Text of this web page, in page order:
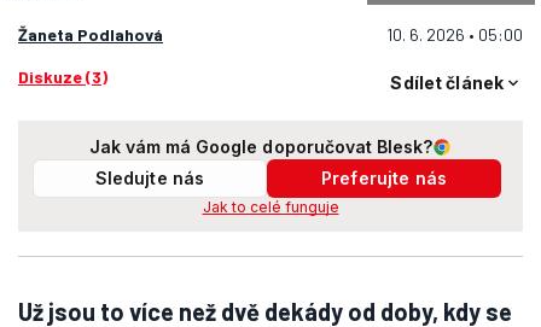
Žaneta Podlahová 10. 6. 2026 • 05:00
Diskuze (3) Sdílet článek
Jak vám má Google doporučovat Blesk?
Sledujte nás
Preferujte nás
Jak to celé funguje
Už jsou to více než dvě dekády od doby, kdy se